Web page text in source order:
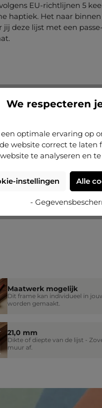
EU-richtlijnen 5
haptiek. Het naar binnen
deze lijst met een passe-
Maatwerk mogelijk
Dit frame kan individueel in
worden gemaakt.
21,0 mm
Dikte of diepte van de lijst -
muur af.
We respecteren
optimale ervaring op
website correct te
te analyseren en
instellingen Alle
-